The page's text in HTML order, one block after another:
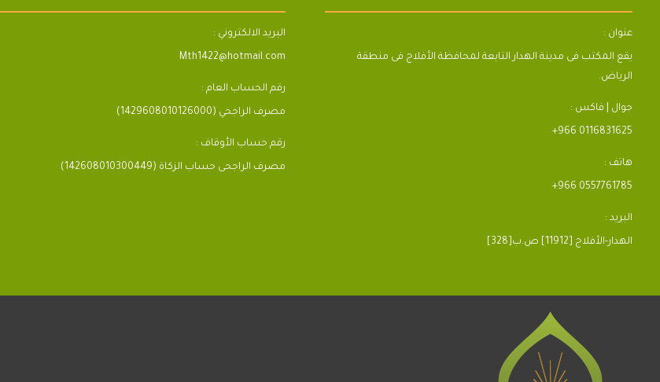
عنوان :
يقع المكتب فى مدينة الهدار التابعة لمحافظة الأفلاج فى منطقة
الرياض.
جوال | فاكس :
+966 0116831625
هاتف :
+966 0557761785
البريد :
[328]الهدار-الأفلاج [11912] ص.ب
البريد الالكتروني :
Mth1422@hotmail.com
رقم الحساب العام :
مصرف الراجحي (1429608010126000)
رقم حساب الأوقاف :
مصرف الراجحى حساب الزكاة (142608010300449)